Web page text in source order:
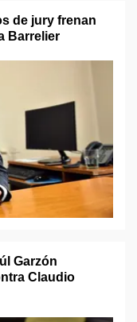
de jury frenan
Barrelier
Garzón
Claudio